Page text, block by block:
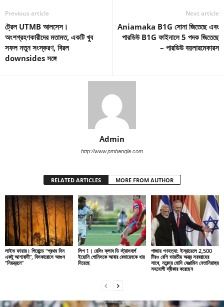
Previous article
ট্রেল UTMB আলসেস।
অংশগ্রহণকারীদের মতামত, একটি খুব
সফল নতুন সংস্করণ, বিরল
downsides সঙ্গে
Next article
Aniamaka B1G সোনা জিতেছে এবং
পারডিউ B1G ফাইনালে 5 পদক জিতেছে
– পারডিউ বয়লারমেকারস
Admin
http://www.pmbangla.com
RELATED ARTICLES MORE FROM AUTHOR
লাইভ ফায়ার। গিরোন্ডে “প্রথম দিন
একটু আশাবাদী”, বিসকারোসে আগুন
“নিয়ন্ত্রনে”
লিগ 1। রেসিং ক্লাব ডি স্ট্রাসবার্গ
ইয়োনি গোমিসকে আবার বেভারেনকে ধার
দিয়েছে
গাজায় গণহত্যা: ইস্রায়েলে 2,500
টিরও বেশি ভারতীয় অস্ত্র সরবরাহের
সাথে, নরেন্দ্র মোদি বেঞ্জামিন নেতানিয়াহুর
সহযোগী স্বীকার করেছেন